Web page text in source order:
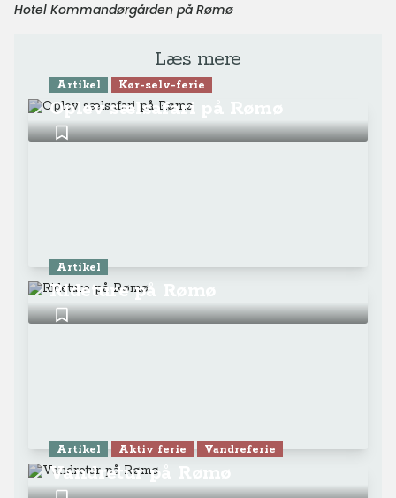
Hotel Kommandørgården på Rømø
Læs mere
Artikel Kør-selv-ferie
Oplev sælsafari på Rømø
Artikel
Rideture på Rømø
Artikel Aktiv ferie Vandreferie
Vandretur på Rømø